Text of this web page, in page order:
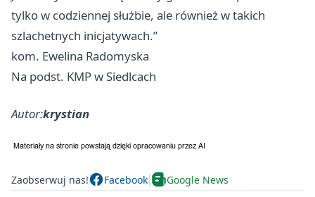
tylko w codziennej służbie, ale również w takich
szlachetnych inicjatywach.”
kom. Ewelina Radomyska
Na podst. KMP w Siedlcach
Autor:krystian
Zaobserwuj nas! Facebook Google News